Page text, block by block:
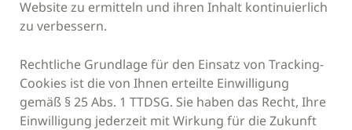
Website zu ermitteln und ihren Inhalt kontinuierlich
zu verbessern.
Rechtliche Grundlage für den Einsatz von Tracking-
Cookies ist die von Ihnen erteilte Einwilligung
gemäß § 25 Abs. 1 TTDSG. Sie haben das Recht, Ihre
Einwilligung jederzeit mit Wirkung für die Zukunft